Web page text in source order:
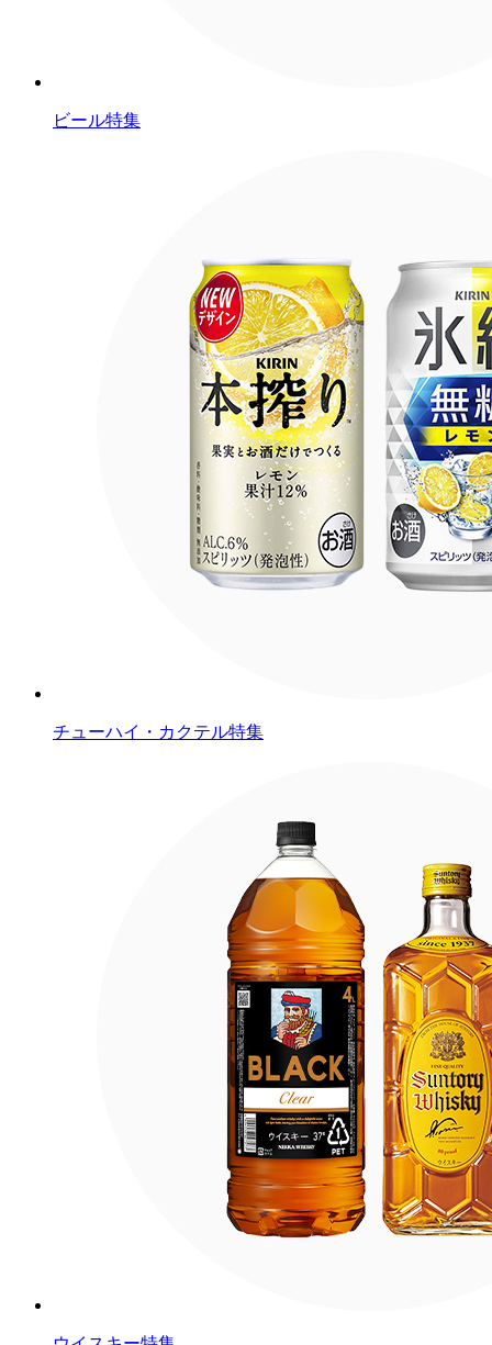
ビール特集
チューハイ・カクテル特集